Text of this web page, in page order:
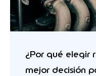
¿Por qué elegir
mejor decisión